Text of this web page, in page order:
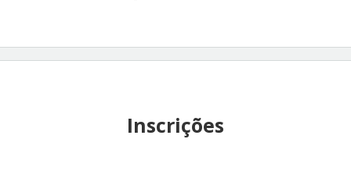
Inscrições